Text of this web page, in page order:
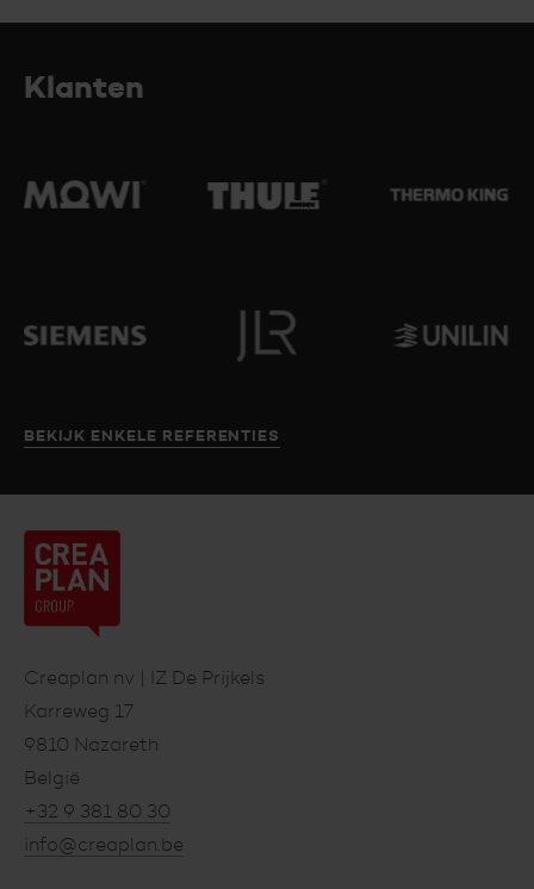
Klanten
BEKIJK ENKELE REFERENTIES
Creaplan
nv
Footer
Creaplan nv | IZ De Prijkels
Karreweg 17
9810 Nazareth
België
+32 9 381 80 30
info@creaplan.be